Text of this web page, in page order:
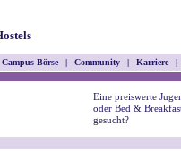
Campus Börse | Community | Karriere |
Eine preiswerte
oder Bed &
gesucht?